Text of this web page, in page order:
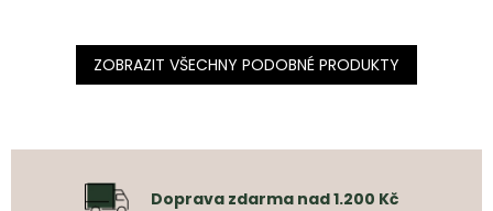
ZOBRAZIT VŠECHNY PODOBNÉ PRODUKTY
Doprava zdarma nad 1.200 Kč